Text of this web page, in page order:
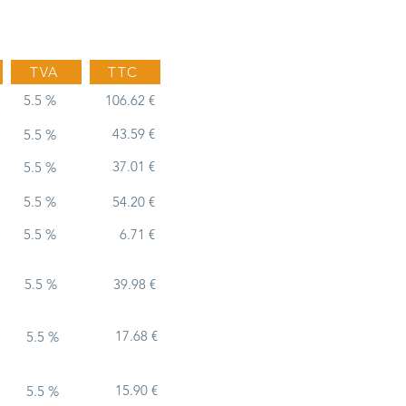
TVA
TTC
5.5 %
106.62 €
5.5 %
43.59 €
5.5 % 37.01 €
5.5 %
54.20 €
5.5 % 6.71 €
5.5 % 39.98 €
5.5 % 17.68 €
5.5 % 15.90 €